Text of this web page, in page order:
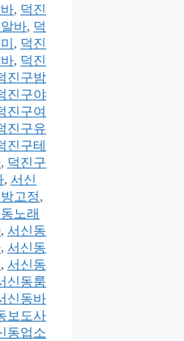
, 덕진
바, 덕
, 덕진
, 덕진
진구밤
진구야
진구여
진구유
진구테
, 덕진구
, 서신
고정,
노래
, 서신동
, 서신동
, 서신동
신동룸
신동바
보도사
동업소